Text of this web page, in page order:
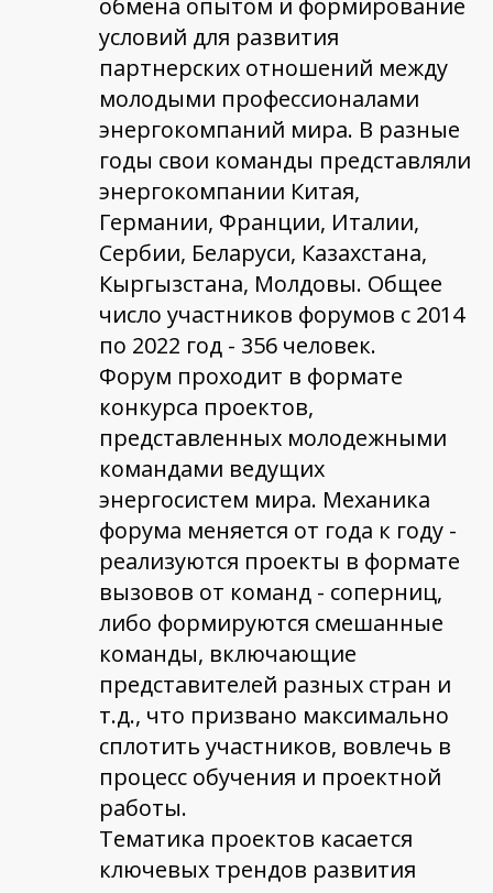
условий для развития
партнерских отношений между
молодыми профессионалами
энергокомпаний мира. В разные
годы свои команды представляли
энергокомпании Китая,
Германии, Франции, Италии,
Сербии, Беларуси, Казахстана,
Кыргызстана, Молдовы. Общее
число участников форумов с 2014
по 2022 год - 356 человек.
Форум проходит в формате
конкурса проектов,
представленных молодежными
командами ведущих
энергосистем мира. Механика
форума меняется от года к году -
реализуются проекты в формате
вызовов от команд - соперниц,
либо формируются смешанные
команды, включающие
представителей разных стран и
т.д., что призвано максимально
сплотить участников, вовлечь в
процесс обучения и проектной
работы.
Тематика проектов касается
ключевых трендов развития